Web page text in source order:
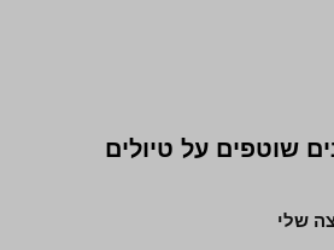
שוטפים על טיולים
שלי